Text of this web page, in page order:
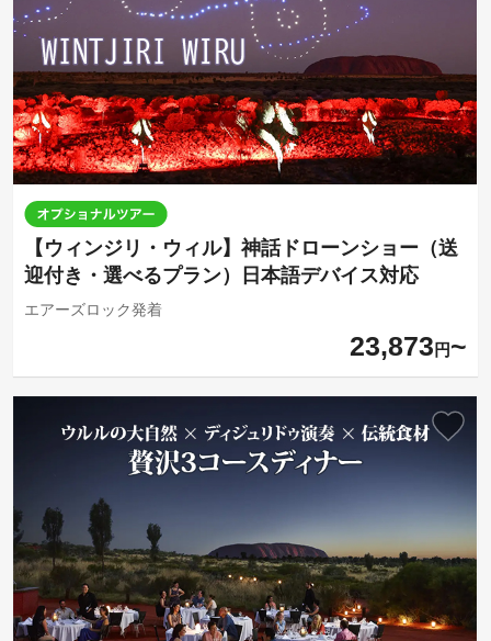
【ウィンジリ・ウィル】神話ドローンショー（送
迎付き・選べるプラン）日本語デバイス対応
エアーズロック発着
23,873 円